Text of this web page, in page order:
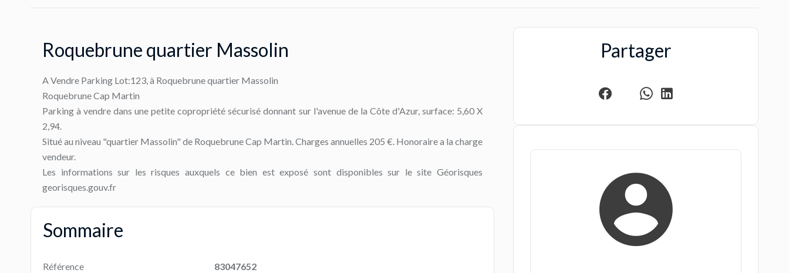
Roquebrune quartier Massolin
A Vendre Parking Lot:123, à Roquebrune quartier Massolin
Roquebrune Cap Martin
Parking à vendre dans une petite copropriété sécurisé donnant sur l'avenue de la Côte d'Azur, surface: 5,60 X
2,94.
Situé au niveau "quartier Massolin" de Roquebrune Cap Martin. Charges annuelles 205 €. Honoraire a la charge
vendeur.
Les informations sur les risques auxquels ce bien est exposé sont disponibles sur le site Géorisques
georisques.gouv.fr
Sommaire
Référence 83047652
Partager